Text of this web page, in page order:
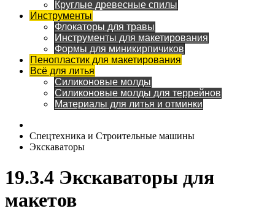
Круглые древесные спилы
Инструменты
Флокаторы для травы
Инструменты для макетирования
Формы для миникирпичиков
Пенопластик для макетирования
Всё для литья
Силиконовые молды
Силиконовые молды для террейнов
Материалы для литья и отминки
Спецтехника и Строительные машины
Экскаваторы
19.3.4 Экскаваторы для
макетов